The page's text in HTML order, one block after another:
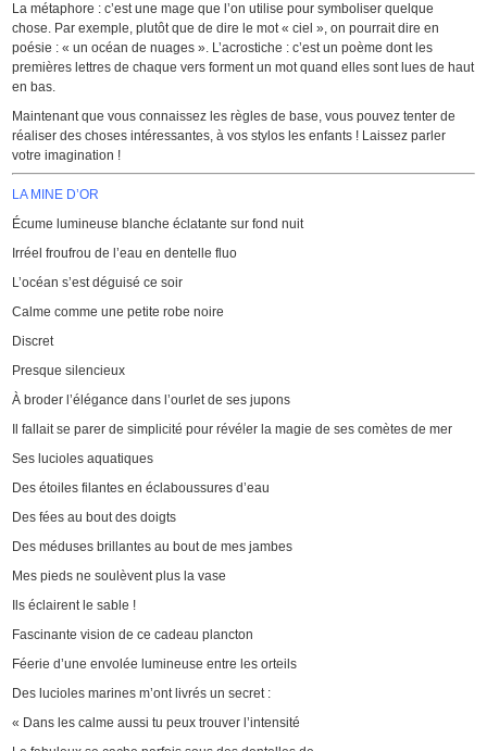
La métaphore : c’est une mage que l’on utilise pour symboliser quelque
chose. Par exemple, plutôt que de dire le mot « ciel », on pourrait dire en
poésie : « un océan de nuages ». L’acrostiche : c’est un poème dont les
premières lettres de chaque vers forment un mot quand elles sont lues de haut
en bas.
Maintenant que vous connaissez les règles de base, vous pouvez tenter de
réaliser des choses intéressantes, à vos stylos les enfants ! Laissez parler
votre imagination !
LA MINE D’OR
Écume lumineuse blanche éclatante sur fond nuit
Irréel froufrou de l’eau en dentelle fluo
L’océan s’est déguisé ce soir
Calme comme une petite robe noire
Discret
Presque silencieux
À broder l’élégance dans l’ourlet de ses jupons
Il fallait se parer de simplicité pour révéler la magie de ses comètes de mer
Ses lucioles aquatiques
Des étoiles filantes en éclaboussures d’eau
Des fées au bout des doigts
Des méduses brillantes au bout de mes jambes
Mes pieds ne soulèvent plus la vase
Ils éclairent le sable !
Fascinante vision de ce cadeau plancton
Féerie d’une envolée lumineuse entre les orteils
Des lucioles marines m’ont livrés un secret :
« Dans les calme aussi tu peux trouver l’intensité